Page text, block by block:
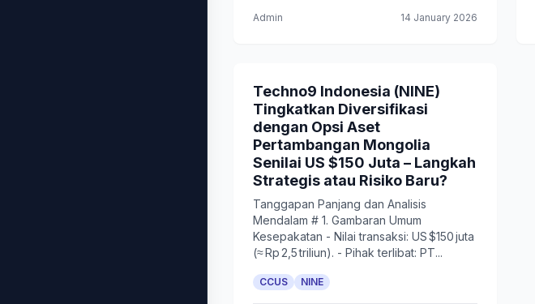
Admin 14 January 2026
Techno9 Indonesia (NINE)
Tingkatkan Diversifikasi
dengan Opsi Aset
Pertambangan Mongolia
Senilai US $150 Juta – Langkah
Strategis atau Risiko Baru?
Tanggapan Panjang dan Analisis
Mendalam # 1. Gambaran Umum
Kesepakatan - Nilai transaksi: US $150 juta
(≈ Rp 2,5 triliun). - Pihak terlibat: PT...
CCUS NINE